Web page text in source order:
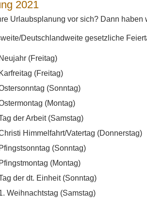
2021
Urlaubsplanung vor sich? Dann haben
Deutschlandweite gesetzliche
(Freitag)
(Freitag)
(Sonntag)
(Montag)
der Arbeit (Samstag)
Himmelfahrt/Vatertag (Donnerstag)
(Sonntag)
(Montag)
der dt. Einheit (Sonntag)
Weihnachtstag (Samstag)